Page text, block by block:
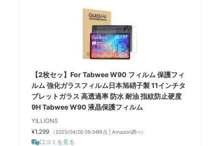
【2枚セッ】For Tabwee W90 フィルム 保護フィ
ルム 強化ガラスフィルム日本旭硝子製 11インチタ
ブレットガラス 高透過率 防水 耐油 指紋防止硬度
9H Tabwee W90 液晶保護フィルム
YILLIONS
¥1,299
（2025/04/26 09:34時点 | Amazon調べ）
口コミを見る